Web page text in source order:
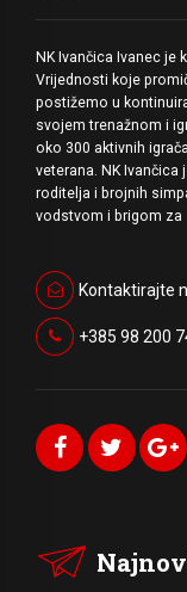
NK Ivančica Ivanec je
Vrijednosti koje
postižemo u
svojem trenažnom i
oko 300 aktivnih
veterana. NK
roditelja i brojnih
vodstvom i brigom za
Kontaktirajte
+385 98 200